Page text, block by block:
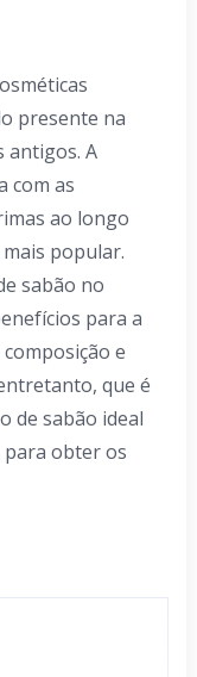
presente na
antigos. A
com as
ao longo
popular.
sabão no
para a
e
que é
de sabão ideal
para obter os